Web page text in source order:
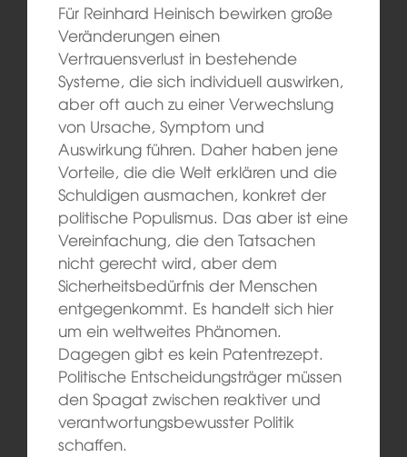
Für Reinhard Heinisch bewirken große
Veränderungen einen
Vertrauensverlust in bestehende
Systeme, die sich individuell auswirken,
aber oft auch zu einer Verwechslung
von Ursache, Symptom und
Auswirkung führen. Daher haben jene
Vorteile, die die Welt erklären und die
Schuldigen ausmachen, konkret der
politische Populismus. Das aber ist eine
Vereinfachung, die den Tatsachen
nicht gerecht wird, aber dem
Sicherheitsbedürfnis der Menschen
entgegenkommt. Es handelt sich hier
um ein weltweites Phänomen.
Dagegen gibt es kein Patentrezept.
Politische Entscheidungsträger müssen
den Spagat zwischen reaktiver und
verantwortungsbewusster Politik
schaffen.